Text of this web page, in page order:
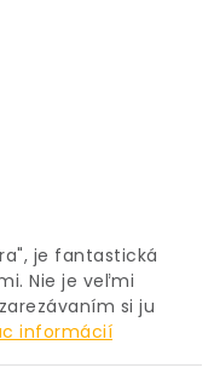
je fantastická
Nie je veľmi
si ju
informácií